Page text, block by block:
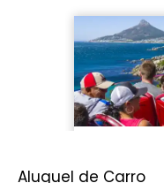
Aluguel de Carro